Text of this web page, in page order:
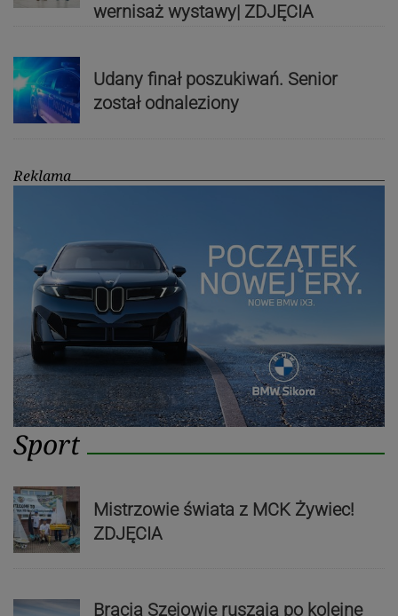
wernisaż wystawy| ZDJĘCIA
Udany finał poszukiwań. Senior
został odnaleziony
Reklama
Sport
Mistrzowie świata z MCK Żywiec!
ZDJĘCIA
Bracia Szejowie ruszają po kolejne